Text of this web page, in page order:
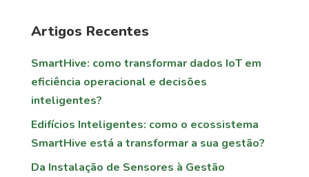
Artigos Recentes
SmartHive: como transformar dados IoT em
eficiência operacional e decisões
inteligentes?
Edifícios Inteligentes: como o ecossistema
SmartHive está a transformar a sua gestão?
Da Instalação de Sensores à Gestão